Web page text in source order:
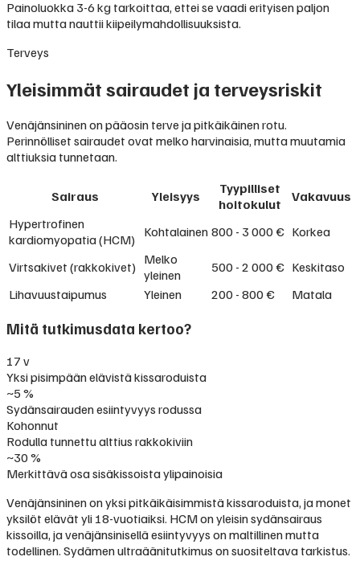
Painoluokka 3-6 kg tarkoittaa, ettei se vaadi erityisen paljon
tilaa mutta nauttii kiipeilymahdollisuuksista.
Terveys
Yleisimmät sairaudet ja terveysriskit
Venäjänsininen on pääosin terve ja pitkäikäinen rotu.
Perinnölliset sairaudet ovat melko harvinaisia, mutta muutamia
alttiuksia tunnetaan.
Sairaus Yleisyys
Tyypilliset
hoitokulut
Vakavuus
Hypertrofinen
kardiomyopatia (HCM) Kohtalainen 800 - 3 000 € Korkea
Virtsakivet (rakkokivet) Melko
yleinen
500 - 2 000 € Keskitaso
Lihavuustaipumus
Yleinen 200 - 800 € Matala
Mitä tutkimusdata kertoo?
17 v
Yksi pisimpään elävistä kissaroduista
~5 %
Sydänsairauden esiintyvyys rodussa
Kohonnut
Rodulla tunnettu alttius rakkokiviin
~30 %
Merkittävä osa sisäkissoista ylipainoisia
Venäjänsininen on yksi pitkäikäisimmistä kissaroduista, ja monet
yksilöt elävät yli 18-vuotiaiksi. HCM on yleisin sydänsairaus
kissoilla, ja venäjänsinisellä esiintyvyys on maltillinen mutta
todellinen. Sydämen ultraäänitutkimus on suositeltava tarkistus.